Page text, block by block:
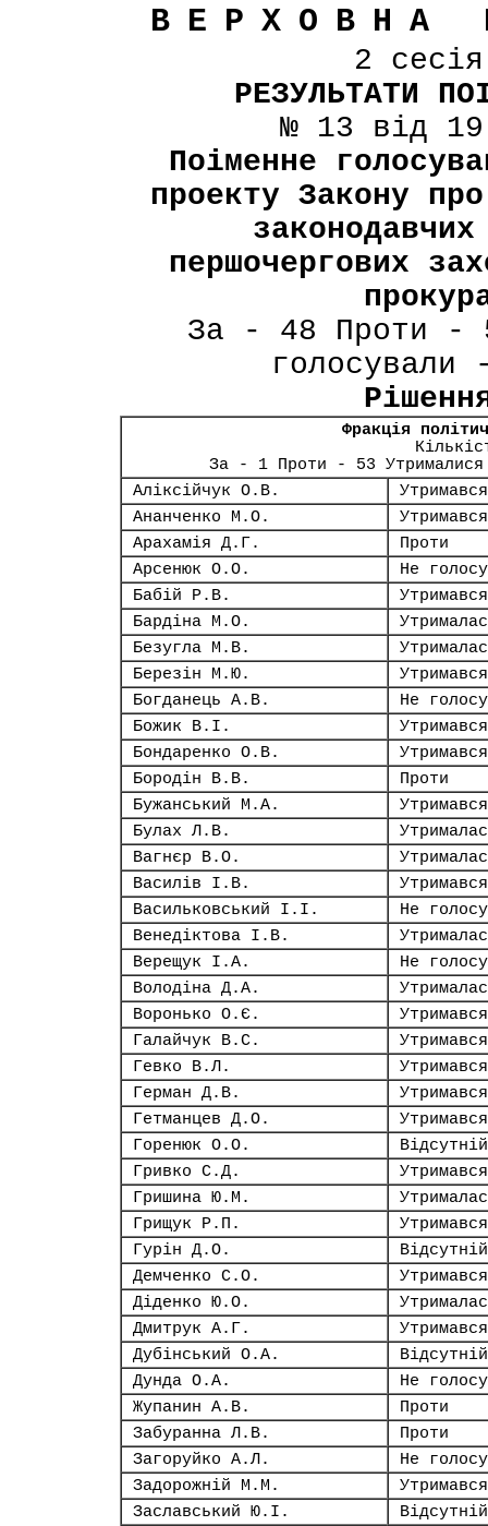
ВЕРХОВНА
2
РЕЗУЛЬТАТИ
№ 13 від
Поіменне
проекту Закону
першочергових
За - 48 Проти -
Фракція
За - 1 Проти - 53
Аліксійчук О.В.
Утримався
Ананченко М.О.
Утримався
Арахамія Д.Г.
Проти
Арсенюк О.О.
Не
Бабій Р.В.
Утримався
Бардіна М.О.
Безугла М.В.
Березін М.Ю.
Утримався
Богданець А.В.
Не
Божик В.І.
Утримався
Бондаренко О.В.
Утримався
Бородін В.В.
Проти
Бужанський М.А.
Утримався
Булах Л.В.
Вагнєр В.О.
Василів І.В.
Утримався
Васильковський І.І.
Не
Венедіктова І.В.
Верещук І.А.
Не
Володіна Д.А.
Воронько О.Є.
Утримався
Галайчук В.С.
Утримався
Гевко В.Л.
Утримався
Герман Д.В.
Утримався
Гетманцев Д.О.
Утримався
Горенюк О.О.
Відсутній
Гривко С.Д.
Утримався
Гришина Ю.М.
Грищук Р.П.
Утримався
Гурін Д.О.
Відсутній
Демченко С.О.
Утримався
Діденко Ю.О.
Дмитрук А.Г.
Утримався
Дубінський О.А.
Відсутній
Дунда О.А.
Не
Жупанин А.В.
Проти
Забуранна Л.В.
Проти
Загоруйко А.Л.
Не
Задорожній М.М.
Утримався
Заславський Ю.І.
Відсутній